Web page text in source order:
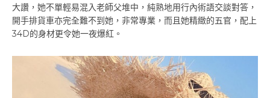
大讚，她不單輕易混入老師父堆中，純熟地用行內術語交談對答，
開手排貨車亦完全難不到她，非常專業，而且她精緻的五官，配上
34D的身材更令她一夜爆紅。